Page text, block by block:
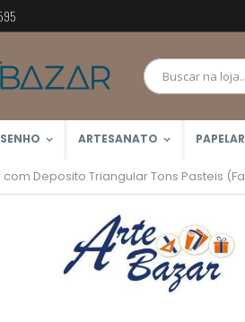
ARTESANATO
Deposito Triangular Tons Pasteis